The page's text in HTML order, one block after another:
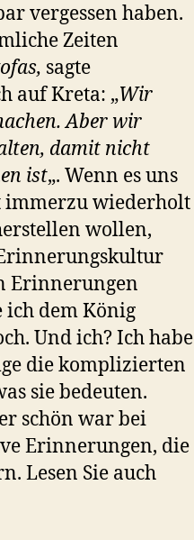
vergessen haben.
Zeiten
sagte
auf Kreta: „Wir
Aber wir
damit nicht
ist„. Wenn es uns
immerzu wiederholt
wollen,
Erinnerungen
ich dem König
Und ich? Ich habe
die komplizierten
sie bedeuten.
schön war bei
Erinnerungen, die
Lesen Sie auch